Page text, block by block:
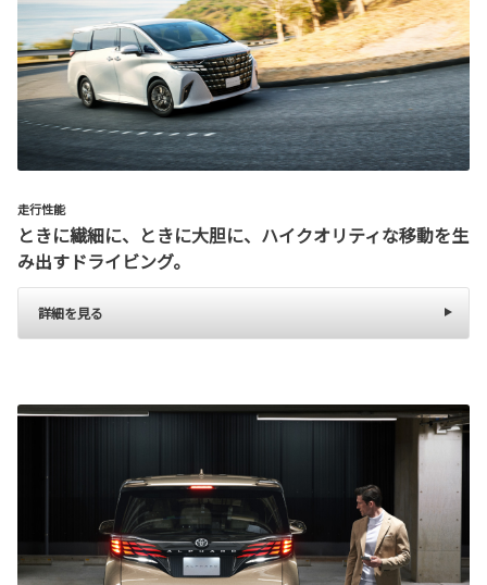
走行性能
ときに繊細に、ときに大胆に、ハイクオリティな移動を生
み出すドライビング。
詳細を見る